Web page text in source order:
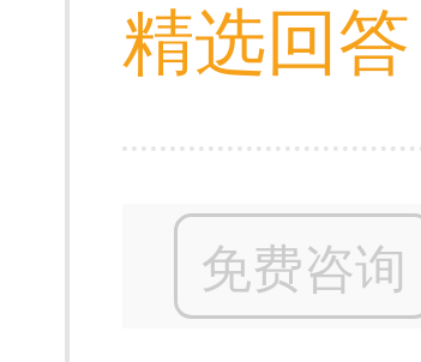
精选回答
免费咨询